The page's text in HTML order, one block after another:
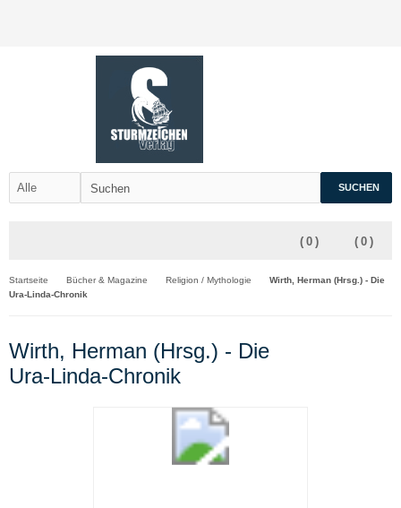
SUCHEN
( 0 )
( 0 )
Startseite Bücher & Magazine Religion / Mythologie
Wirth, Herman (Hrsg.) - Die
Ura-Linda-Chronik
Wirth, Herman (Hrsg.) - Die
Ura-Linda-Chronik